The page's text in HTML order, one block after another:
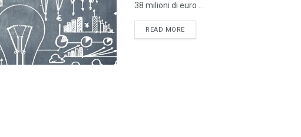
38 milioni di euro ...
READ MOREDETAILS